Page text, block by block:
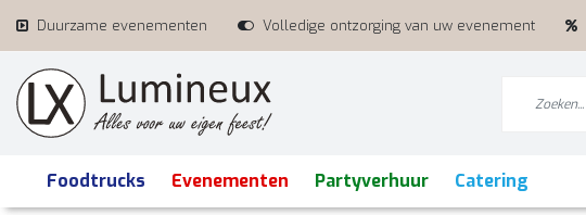
Duurzame evenementen Volledige ontzorging van uw evenement
Foodtrucks Evenementen Partyverhuur Catering